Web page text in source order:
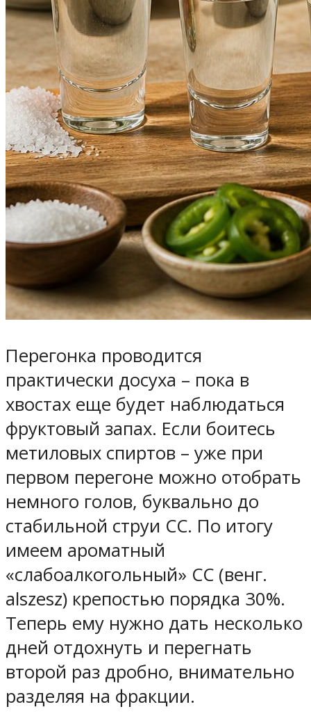
Перегонка проводится
практически досуха – пока в
хвостах еще будет наблюдаться
фруктовый запах. Если боитесь
метиловых спиртов – уже при
первом перегоне можно отобрать
немного голов, буквально до
стабильной струи СС. По итогу
имеем ароматный
«слабоалкогольный» СС (венг.
alszesz) крепостью порядка 30%.
Теперь ему нужно дать несколько
дней отдохнуть и перегнать
второй раз дробно, внимательно
разделяя на фракции.